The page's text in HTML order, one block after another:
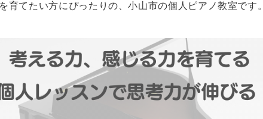
育てたい方にぴったりの、小山市の個人ピアノ教室です。